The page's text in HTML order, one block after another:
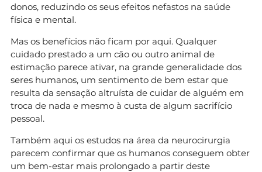
donos, reduzindo os seus efeitos nefastos na saúde
física e mental.
Mas os benefícios não ficam por aqui. Qualquer
cuidado prestado a um cão ou outro animal de
estimação parece ativar, na grande generalidade dos
seres humanos, um sentimento de bem estar que
resulta da sensação altruísta de cuidar de alguém em
troca de nada e mesmo à custa de algum sacrifício
pessoal.
Também aqui os estudos na área da neurocirurgia
parecem confirmar que os humanos conseguem obter
um bem-estar mais prolongado a partir deste